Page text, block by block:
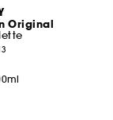
Original